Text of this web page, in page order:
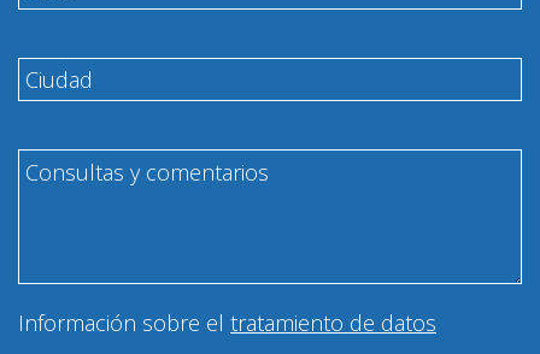
Información sobre el tratamiento de datos